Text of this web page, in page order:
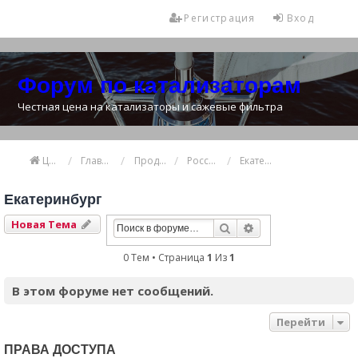
Вход
Регистрация
Форум по катализаторам
Честная цена на катализаторы и сажевые фильтра
Цена катализатора Главная Продажа и покупка катализаторов Россия Екатеринбург
Екатеринбург
Новая Тема Поиск
0 Тем • Страница 1 Из1
В этом форуме нет сообщений.
Перейти
ПРАВА ДОСТУПА